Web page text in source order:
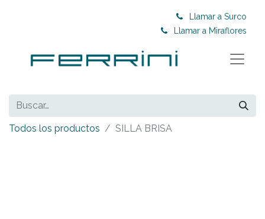
Llamar a Surco
Llamar a Miraflores
Todos los productos SILLA BRISA